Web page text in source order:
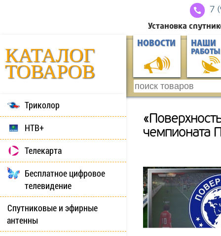
7
Установка
КАТАЛОГ
ТОВАРОВ
НОВОСТИ НАШИ
РАБОТЫ
Триколор
НТВ+
Телекарта
Бесплатное цифровое
телевидение
Спутниковые и эфирные
антенны
чемпионата